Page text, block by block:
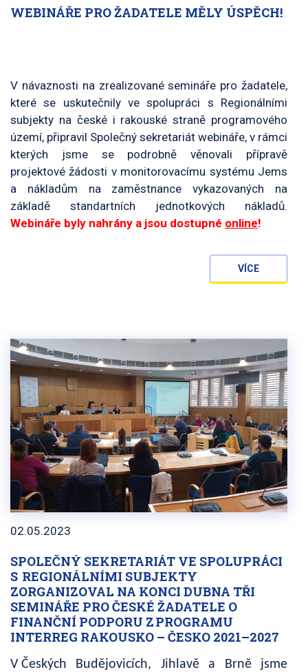
WEBINÁŘE PRO ŽADATELE MĚLY ÚSPĚCH!
V návaznosti na zrealizované semináře pro žadatele,
které se uskutečnily ve spolupráci s Regionálními
subjekty na české i rakouské straně programového
území, připravil Společný sekretariát webináře, v rámci
kterých jsme se podrobně věnovali přípravě
projektové žádosti v monitorovacímu systému Jems
a nákladům na zaměstnance vykazovaných na
základě standartních jednotkových nákladů.
Webináře byly nahrány a jsou dostupné online!
VÍCE
SPOLEČNÝ SEKRETARIÁT VE SPOLUPRÁCI
S REGIONÁLNÍMI SUBJEKTY
ZORGANIZOVAL NA KONCI DUBNA TŘI
SEMINÁŘE PRO ČESKÉ ŽADATELE O
FINANČNÍ PODPORU Z PROGRAMU
INTERREG RAKOUSKO – ČESKO 2021–2027
02.05.2023
V Českých Budějovicích, Jihlavě a Brně jsme